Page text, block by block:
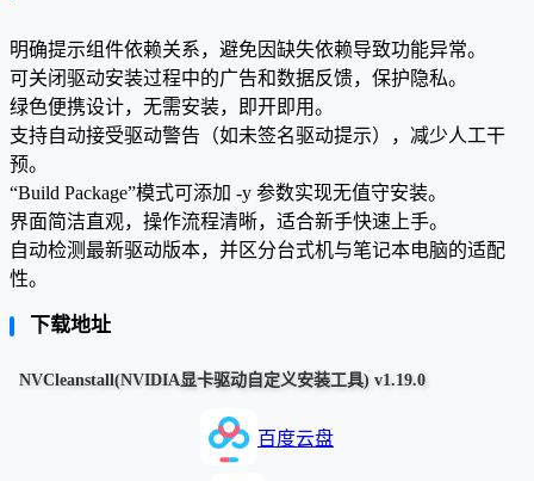
明确提示组件依赖关系，避免因缺失依赖导致功能异常。
可关闭驱动安装过程中的广告和数据反馈，保护隐私。
绿色便携设计，无需安装，即开即用。
支持自动接受驱动警告（如未签名驱动提示），减少人工干
预。
“Build Package”模式可添加 -y 参数实现无值守安装。
界面简洁直观，操作流程清晰，适合新手快速上手。
自动检测最新驱动版本，并区分台式机与笔记本电脑的适配
性。
下载地址
NVCleanstall(NVIDIA显卡驱动自定义安装工具) v1.19.0
百度云盘